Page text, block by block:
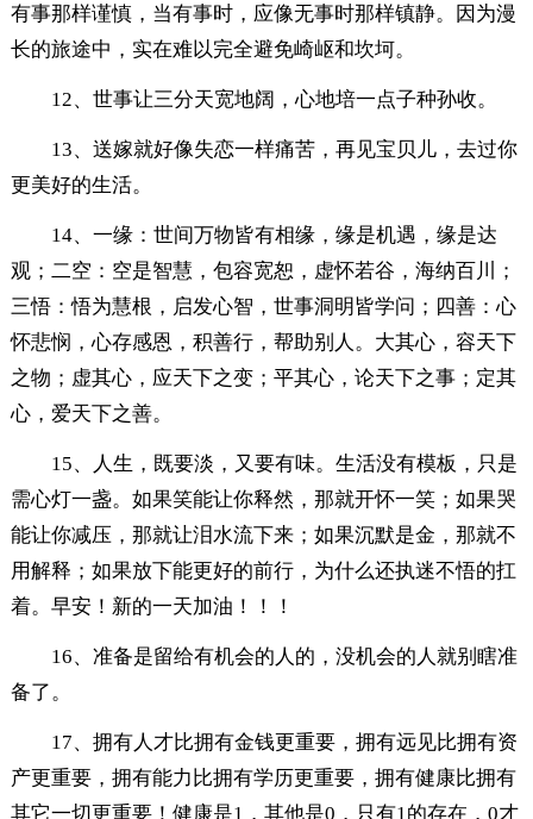
有事那样谨慎，当有事时，应像无事时那样镇静。因为漫
长的旅途中，实在难以完全避免崎岖和坎坷。
12、世事让三分天宽地阔，心地培一点子种孙收。
13、送嫁就好像失恋一样痛苦，再见宝贝儿，去过你
更美好的生活。
14、一缘：世间万物皆有相缘，缘是机遇，缘是达
观；二空：空是智慧，包容宽恕，虚怀若谷，海纳百川；
三悟：悟为慧根，启发心智，世事洞明皆学问；四善：心
怀悲悯，心存感恩，积善行，帮助别人。大其心，容天下
之物；虚其心，应天下之变；平其心，论天下之事；定其
心，爱天下之善。
15、人生，既要淡，又要有味。生活没有模板，只是
需心灯一盏。如果笑能让你释然，那就开怀一笑；如果哭
能让你减压，那就让泪水流下来；如果沉默是金，那就不
用解释；如果放下能更好的前行，为什么还执迷不悟的扛
着。早安！新的一天加油！！！
16、准备是留给有机会的人的，没机会的人就别瞎准
备了。
17、拥有人才比拥有金钱更重要，拥有远见比拥有资
产更重要，拥有能力比拥有学历更重要，拥有健康比拥有
其它一切更重要！健康是1，其他是0，只有1的存在，0才